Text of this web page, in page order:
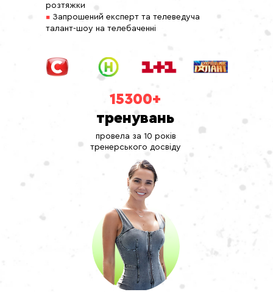
розтяжки
▪ Запрошений експерт та телеведуча
талант-шоу на телебаченні
провела за 10 років
тренерського досвіду
15300+
тренувань